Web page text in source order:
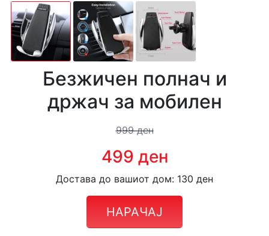
Безжичен полнач и
држач за мобилен
999 ден
499 ден
Достава до вашиот дом: 130 ден
НАРАЧАЈ